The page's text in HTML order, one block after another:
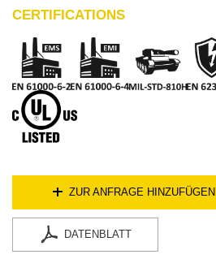
CERTIFICATIONS
ZUR ANFRAGE HINZUFÜGEN
DATENBLATT